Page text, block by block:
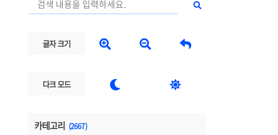
글자 크기   
다크 모드  
카테고리 (2667)